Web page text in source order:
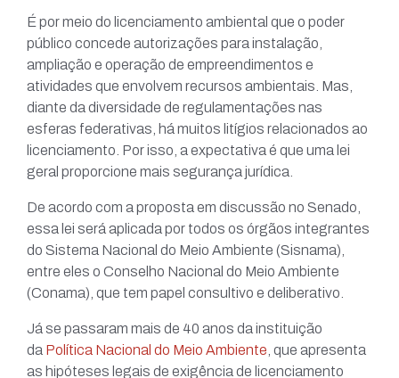
É por meio do licenciamento ambiental que o poder
público concede autorizações para instalação,
ampliação e operação de empreendimentos e
atividades que envolvem recursos ambientais. Mas,
diante da diversidade de regulamentações nas
esferas federativas, há muitos litígios relacionados ao
licenciamento. Por isso, a expectativa é que uma lei
geral proporcione mais segurança jurídica.
De acordo com a proposta em discussão no Senado,
essa lei será aplicada por todos os órgãos integrantes
do Sistema Nacional do Meio Ambiente (Sisnama),
entre eles o Conselho Nacional do Meio Ambiente
(Conama), que tem papel consultivo e deliberativo.
Já se passaram mais de 40 anos da instituição
da Política Nacional do Meio Ambiente , que apresenta
as hipóteses legais de exigência de licenciamento